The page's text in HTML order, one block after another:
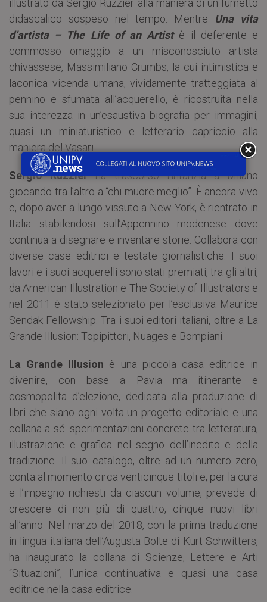
didascalico sospeso nel tempo. Mentre Una vita
d’artista – The Life of an Artistè il deferente e
commosso omaggio a un misconosciuto artista
chivassese, Massimiliano Crumbs, la cui intimistica e
laconica vicenda umana, vividamente tratteggiata al
pennino e sfumata all’acquerello, è ricostruita nella
sua interezza in un’esaustiva biografia per immagini,
quasi un miniaturistico e letterario capriccio alla
maniera del Vasari.
Sergio Ruzzierha trascorso l’infanzia a Milano
giocando tra l’altro a “chi muore meglio”. È ancora vivo
e, dopo aver a lungo vissuto a New York, è rientrato in
Italia stabilendosi sull’Appennino modenese dove
continua a disegnare e inventare storie. Collabora con
diverse case editrici e testate giornalistiche. I suoi
lavori e i suoi acquerelli sono stati premiati, tra gli altri,
da American Illustration e The Society of Illustrators e
nel 2011 è stato selezionato per l’esclusiva Maurice
Sendak Fellowship. Tra i suoi editori italiani, oltre a La
Grande Illusion: Topipittori, Nuages e Bompiani.
La Grande Illusion è una piccola casa editrice in
divenire, con base a Pavia ma itinerante e
cosmopolita d’elezione, dedicata alla produzione di
libri che siano ogni volta un progetto editoriale e una
collana a sé: sperimentazioni concrete tra letteratura,
illustrazione e grafica nel segno dell’inedito e della
tradizione. Il suo catalogo, oltre ad un numero zero,
conta al momento circa venticinque titoli e, per la cura
e l’impegno richiesti da ciascun volume, prevede di
crescere di non più di quattro, cinque nuovi libri
all’anno. Nel marzo del 2018, con la prima traduzione
in lingua italiana dell’Augusta Bolte di Kurt Schwitters,
ha inaugurato la collana di Scienze, Lettere e Arti
“Situazioni”, l’unica continuativa e quasi una casa
editrice nella casa editrice.